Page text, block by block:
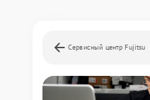
Сервисный центр Fujitsu